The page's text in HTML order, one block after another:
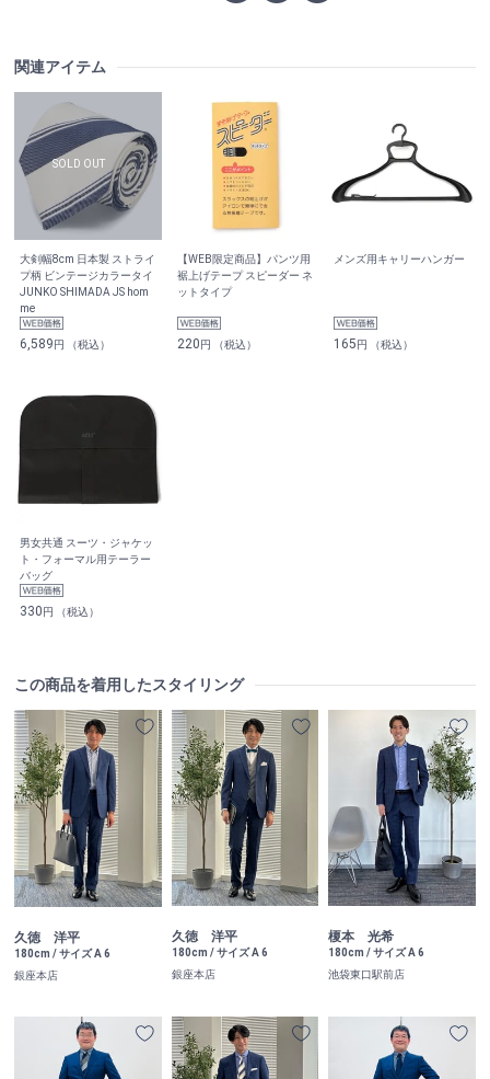
関連アイテム
大剣幅8cm 日本製 ストライ
プ柄 ビンテージカラータイ
JUNKO SHIMADA JS hom
me
6,589円 （税込）
【WEB限定商品】パンツ用
裾上げテープ スピーダー ネ
ットタイプ
220円 （税込）
メンズ用キャリーハンガー
165円 （税込）
男女共通 スーツ・ジャケッ
ト・フォーマル用テーラー
バッグ
330円 （税込）
この商品を着用したスタイリング
久徳 洋平
180cm / サイズ A 6
銀座本店
久徳 洋平
180cm / サイズ A 6
銀座本店
榎本 光希
180cm / サイズ A 6
池袋東口駅前店